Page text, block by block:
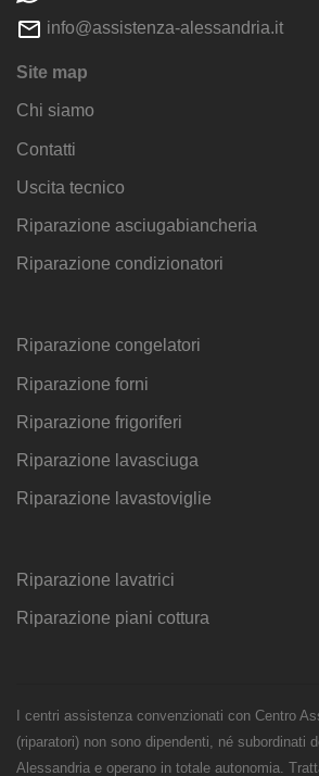
info@assistenza-alessandria.it
Site map
Chi siamo
Contatti
Uscita tecnico
Riparazione asciugabiancheria
Riparazione condizionatori
Riparazione congelatori
Riparazione forni
Riparazione frigoriferi
Riparazione lavasciuga
Riparazione lavastoviglie
Riparazione lavatrici
Riparazione piani cottura
I centri assistenza convenzionati con Centro
(riparatori) non sono dipendenti, né subordinati
Alessandria e operano in totale autonomia.